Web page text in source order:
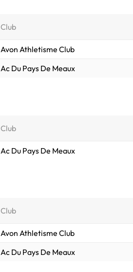
Club
Avon Athletisme Club
Ac Du Pays De Meaux
Club
Ac Du Pays De Meaux
Club
Avon Athletisme Club
Ac Du Pays De Meaux